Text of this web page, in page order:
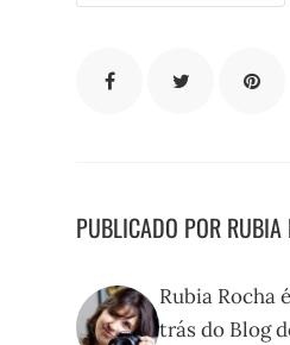
PUBLICADO POR RUBIA
Rubia Rocha
trás do Blog